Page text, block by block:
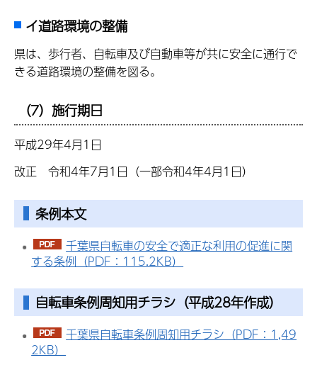
イ道路環境の整備
県は、歩行者、自転車及び自動車等が共に安全に通行で
きる道路環境の整備を図る。
（7）施行期日
平成29年4月1日
改正 令和4年7月1日（一部令和4年4月1日）
条例本文
千葉県自転車の安全で適正な利用の促進に関
する条例（PDF：115.2KB）
自転車条例周知用チラシ（平成28年作成）
千葉県自転車条例周知用チラシ（PDF：1,49
2KB）